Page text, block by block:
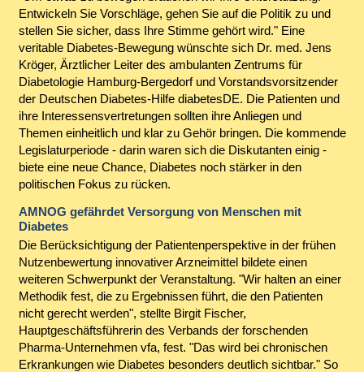
Entwickeln Sie Vorschläge, gehen Sie auf die Politik zu und
stellen Sie sicher, dass Ihre Stimme gehört wird." Eine
veritable Diabetes-Bewegung wünschte sich Dr. med. Jens
Kröger, Ärztlicher Leiter des ambulanten Zentrums für
Diabetologie Hamburg-Bergedorf und Vorstandsvorsitzender
der Deutschen Diabetes-Hilfe diabetesDE. Die Patienten und
ihre Interessensvertretungen sollten ihre Anliegen und
Themen einheitlich und klar zu Gehör bringen. Die kommende
Legislaturperiode - darin waren sich die Diskutanten einig -
biete eine neue Chance, Diabetes noch stärker in den
politischen Fokus zu rücken.
AMNOG gefährdet Versorgung von Menschen mit
Diabetes
Die Berücksichtigung der Patientenperspektive in der frühen
Nutzenbewertung innovativer Arzneimittel bildete einen
weiteren Schwerpunkt der Veranstaltung. "Wir halten an einer
Methodik fest, die zu Ergebnissen führt, die den Patienten
nicht gerecht werden", stellte Birgit Fischer,
Hauptgeschäftsführerin des Verbands der forschenden
Pharma-Unternehmen vfa, fest. "Das wird bei chronischen
Erkrankungen wie Diabetes besonders deutlich sichtbar." So